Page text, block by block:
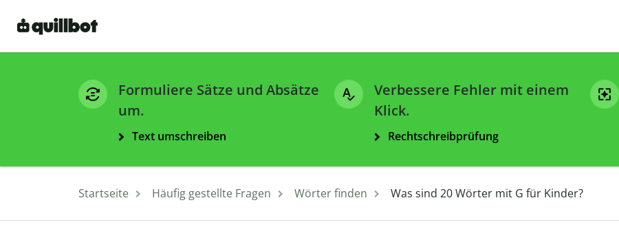
Formuliere Sätze und Absätze
um.
Text umschreiben
Verbessere Fehler mit einem
Klick.
Rechtschreibprüfung
Startseite Häufig gestellte Fragen Wörter finden Was sind 20 Wörter mit G für Kinder?